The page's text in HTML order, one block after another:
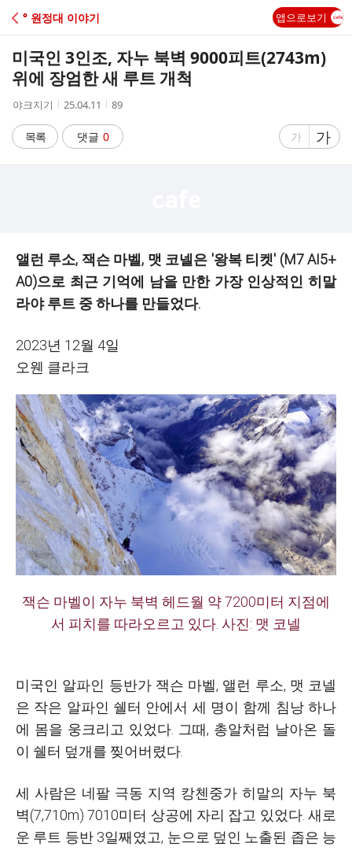
C
A
° 원정대 이야기 앱으로보기
미국인 3인조, 자누 북벽 9000피트(2743m)
위에 장엄한 새 루트 개척
작
자
야크지기
작
시
간
25.04.11
조
수
89
목록 댓글 0
글
게
가
글
자
게
가
앨런 루소, 잭슨 마벨, 맷 코넬은 '왕복 티켓' (M7 AI5+
A0)으로 최근 기억에 남을 만한 가장 인상적인 히말
라야 루트 중 하나를 만들었다.
2023년 12월 4일
오웬 클라크
잭슨 마벨이 자누 북벽 헤드월 약 7200미터 지점에
서 피치를 따라오르고 있다. 사진: 맷 코넬
미국인 알파인 등반가 잭슨 마벨, 앨런 루소, 맷 코넬
은 작은 알파인 쉘터 안에서 세 명이 함께 침낭 하나
에 몸을 웅크리고 있었다. 그때, 총알처럼 날아온 돌
이 쉘터 덮개를 찢어버렸다.
세 사람은 네팔 극동 지역 캉첸중가 히말의 자누 북
벽(7,710m) 7010미터 상공에 자리 잡고 있었다. 새로
운 루트 등반 3일째였고, 눈으로 덮인 노출된 좁은 능